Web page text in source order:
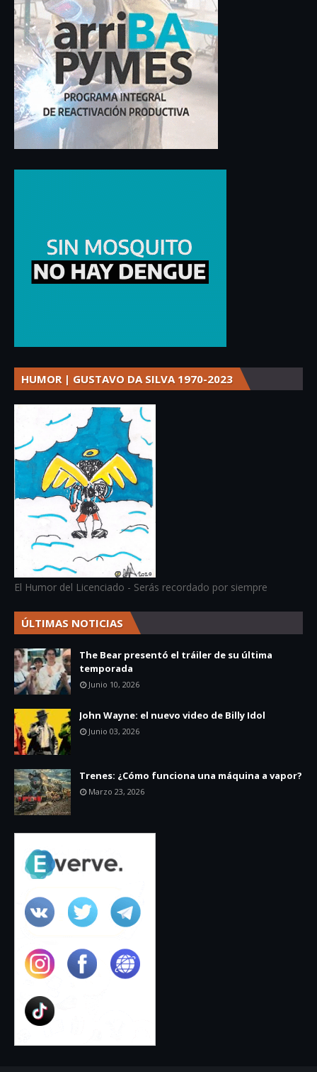
HUMOR | GUSTAVO DA SILVA 1970-2023
El Humor del Licenciado - Serás recordado por siempre
ÚLTIMAS NOTICIAS
The Bear presentó el tráiler de su última
temporada
Junio 10, 2026
John Wayne: el nuevo video de Billy Idol
Junio 03, 2026
Trenes: ¿Cómo funciona una máquina a vapor?
Marzo 23, 2026